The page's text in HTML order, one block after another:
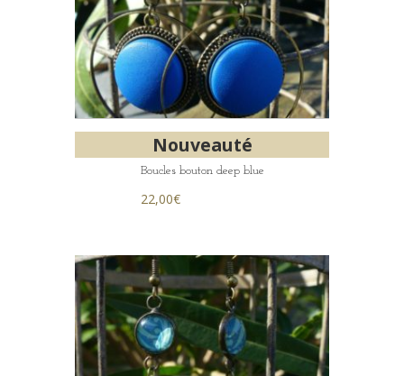
Nouveauté
Boucles bouton deep blue
22,00€